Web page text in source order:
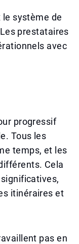
système de
prestataires
avec
progressif
Tous les
temps, et les
Cela
itinéraires et
pas en